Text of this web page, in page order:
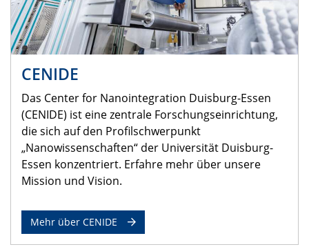
CENIDE
Das Center for Nanointegration Duisburg-Essen
(CENIDE) ist eine zentrale Forschungseinrichtung,
die sich auf den Profilschwerpunkt
„Nanowissenschaften“ der Universität Duisburg-
Essen konzentriert. Erfahre mehr über unsere
Mission und Vision.
Mehr über CENIDE